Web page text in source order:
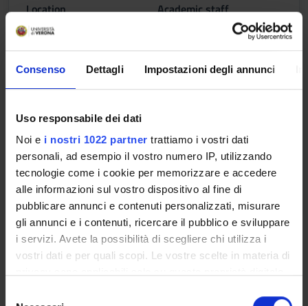
Consenso Dettagli Impostazioni degli annunci
Uso responsabile dei dati
Noi e i nostri 1022 partner trattiamo i vostri dati
personali, ad esempio il vostro numero IP, utilizzando
tecnologie come i cookie per memorizzare e accedere
alle informazioni sul vostro dispositivo al fine di
pubblicare annunci e contenuti personalizzati, misurare
gli annunci e i contenuti, ricercare il pubblico e sviluppare
i servizi. Avete la possibilità di scegliere chi utilizza i
vostri dati e per quali scopi. Le vostre scelte in materia di
Location
LEGNAGO
Academic staff
SCIENZE DIETETICHE
Credits
1
Lezioni 2° anno 1° sem..
Location
LEGNAGO
Academic staff
Angelo Pietrobelli
Learning outcomes
Module: FARMACOLOGIA CLINICA
-------